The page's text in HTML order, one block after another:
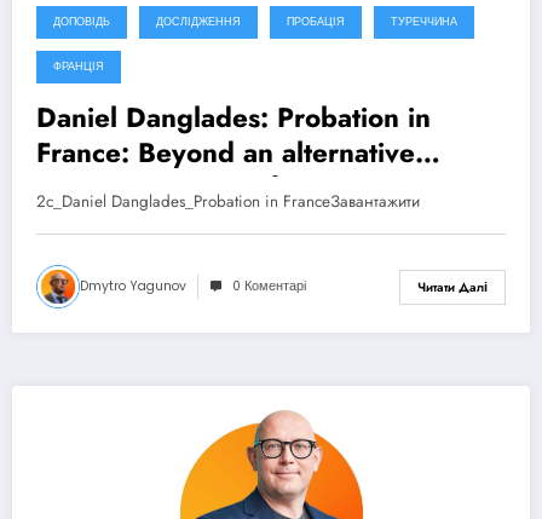
ДОПОВІДЬ ДОСЛІДЖЕННЯ ПРОБАЦІЯ ТУРЕЧЧИНА
ФРАНЦІЯ
Daniel Danglades: Probation in
France: Beyond an alternative
sanction. CEP Conference –
Antalya, Türkiye (2025)
2c_Daniel Danglades_Probation in FranceЗавантажити
Dmytro Yagunov 0 Коментарі Читати Далі